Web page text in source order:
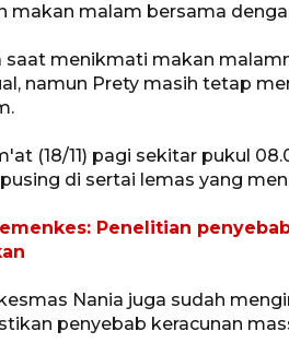
makan malam bersama
saat menikmati makan
namun Prety masih tetap
(18/11) pagi sekitar pukul
di sertai lemas yang
Penelitian
Nania juga sudah
penyebab keracunan